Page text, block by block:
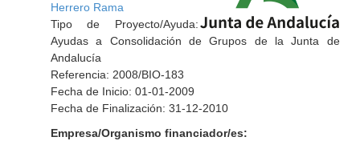
Herrero Rama
Tipo de Proyecto/Ayuda:
Ayudas a Consolidación de Grupos de la Junta de
Andalucía
Referencia: 2008/BIO-183
Fecha de Inicio: 01-01-2009
Fecha de Finalización: 31-12-2010
Empresa/Organismo financiador/es: